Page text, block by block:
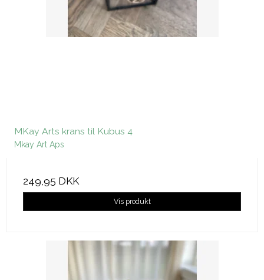
MKay Arts krans til Kubus 4
Mkay Art Aps
249,95 DKK
Vis produkt